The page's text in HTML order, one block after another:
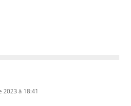
2023 à 18:41